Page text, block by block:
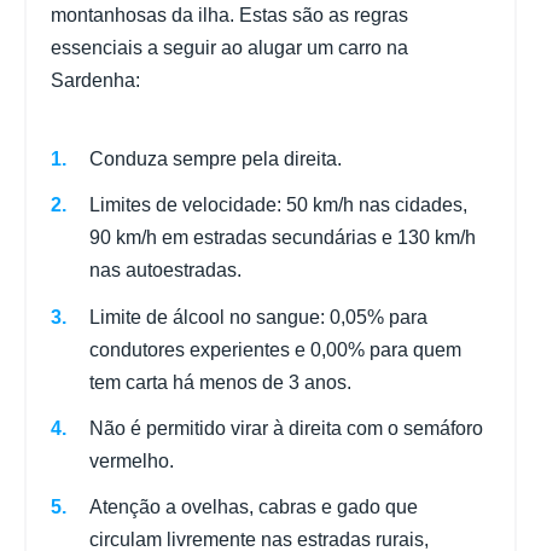
montanhosas da ilha. Estas são as regras
essenciais a seguir ao alugar um carro na
Sardenha:
Conduza sempre pela direita.
Limites de velocidade: 50 km/h nas cidades,
90 km/h em estradas secundárias e 130 km/h
nas autoestradas.
Limite de álcool no sangue: 0,05% para
condutores experientes e 0,00% para quem
tem carta há menos de 3 anos.
Não é permitido virar à direita com o semáforo
vermelho.
Atenção a ovelhas, cabras e gado que
circulam livremente nas estradas rurais,